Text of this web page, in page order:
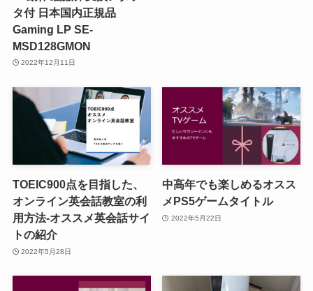
タ付 日本国内正規品
Gaming LP SE-
MSD128GMON
2022年12月11日
TOEIC900点を目指した、
オンライン英会話教室の利
用方法-オススメ英会話サイ
トの紹介
2022年5月28日
中高年でも楽しめるオスス
メPS5ゲームタイトル
2022年5月22日